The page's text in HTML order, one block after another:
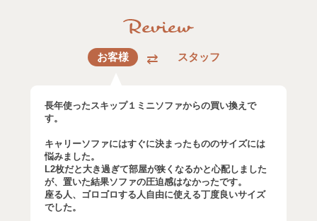
お客様 スタッフ
長年使ったスキップ１ミニソファからの買い換えで
す。
キャリーソファにはすぐに決まったもののサイズには
悩みました。
L2枚だと大き過ぎて部屋が狭くなるかと心配しました
が、置いた結果ソファの圧迫感はなかったです。
座る人、ゴロゴロする人自由に使える丁度良いサイズ
でした。